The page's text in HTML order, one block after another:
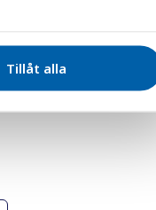
Tillåt alla